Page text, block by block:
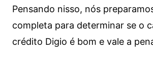
Pensando nisso, nós
completa para determinar se o
crédito Digio é bom e vale a